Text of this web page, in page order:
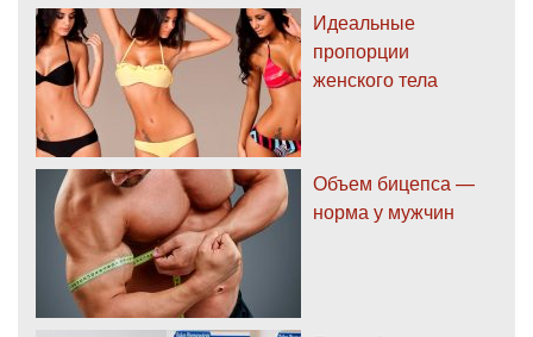
Идеальные
пропорции
женского тела
Объем бицепса —
норма у мужчин